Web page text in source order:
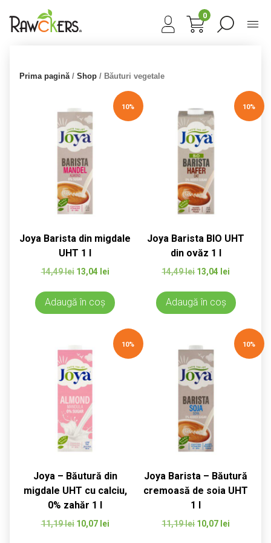
0
Prima pagină/ Shop / Băuturi vegetale
10%
Joya Barista din migdale
UHT 1 l
14,49lei Prețul
fost:
13,04 leiPrețul
este:
13,04 lei.
Adaugă în coș
10%
Joya Barista BIO UHT
din ovăz 1 l
14,49lei Prețul
fost:
13,04 lei
este:
13,04 lei.
Adaugă în coș
10%
Joya – Băutură din
migdale UHT cu calciu,
0% zahăr 1 l
11,19lei Prețul
10,07 leiPrețul
10%
Joya Barista – Băutură
cremoasă de soia UHT
1 l
11,19lei Prețul
10,07 lei